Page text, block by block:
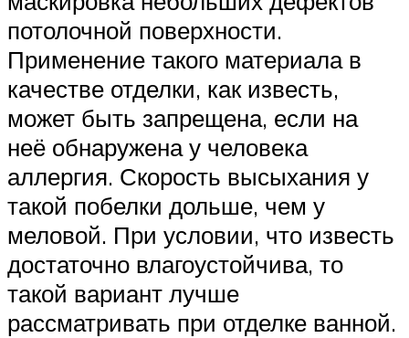
потолочной поверхности.
Применение такого материала в
качестве отделки, как известь,
может быть запрещена, если на
неё обнаружена у человека
аллергия. Скорость высыхания у
такой побелки дольше, чем у
меловой. При условии, что известь
достаточно влагоустойчива, то
такой вариант лучше
рассматривать при отделке ванной.